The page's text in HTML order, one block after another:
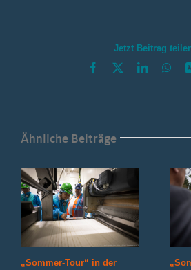
Jetzt Beitrag
Facebook LinkedIn
Ähnliche Beiträge
„Sommer-Tour“ in der